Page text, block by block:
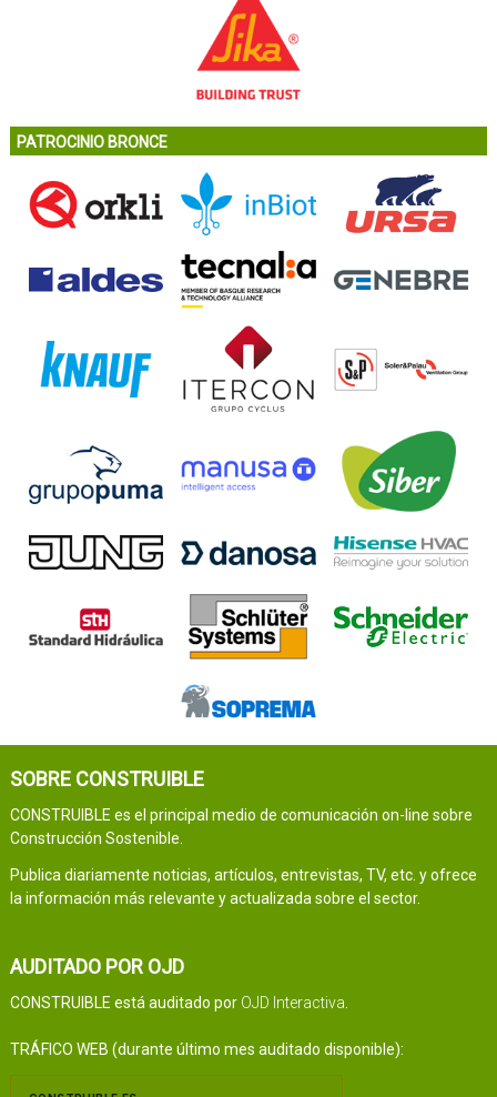
PATROCINIO BRONCE
SOBRE CONSTRUIBLE
CONSTRUIBLE es el principal medio de comunicación on-line sobre
Construcción Sostenible.
Publica diariamente noticias, artículos, entrevistas, TV, etc. y ofrece
la información más relevante y actualizada sobre el sector.
AUDITADO POR OJD
CONSTRUIBLE está auditado por OJD Interactiva.
TRÁFICO WEB (durante último mes auditado disponible):